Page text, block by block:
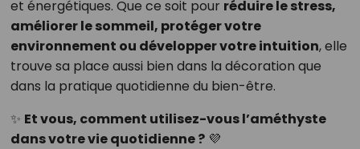
et énergétiques. Que ce soit pour réduire le stress,
améliorer le sommeil, protéger votre
environnement ou développer votre intuition, elle
trouve sa place aussi bien dans la décoration que
dans la pratique quotidienne du bien-être.
✨ Et vous, comment utilisez-vous l’améthyste
dans votre vie quotidienne ?💜